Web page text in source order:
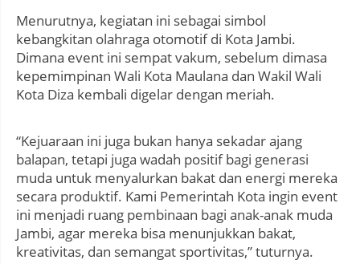
Menurutnya, kegiatan ini sebagai simbol
kebangkitan olahraga otomotif di Kota Jambi.
Dimana event ini sempat vakum, sebelum dimasa
kepemimpinan Wali Kota Maulana dan Wakil Wali
Kota Diza kembali digelar dengan meriah.
“Kejuaraan ini juga bukan hanya sekadar ajang
balapan, tetapi juga wadah positif bagi generasi
muda untuk menyalurkan bakat dan energi mereka
secara produktif. Kami Pemerintah Kota ingin event
ini menjadi ruang pembinaan bagi anak-anak muda
Jambi, agar mereka bisa menunjukkan bakat,
kreativitas, dan semangat sportivitas,” tuturnya.